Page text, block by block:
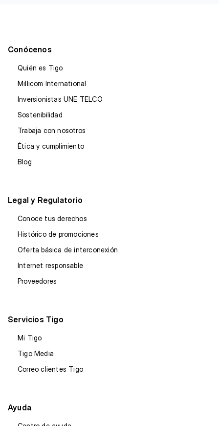
Conócenos
Quién es Tigo
Millicom International
Inversionistas UNE TELCO
Sostenibilidad
Trabaja con nosotros
Ética y cumplimiento
Blog
Legal y Regulatorio
Conoce tus derechos
Histórico de promociones
Oferta básica de interconexión
Internet responsable
Proveedores
Servicios Tigo
Mi Tigo
Tigo Media
Correo clientes Tigo
Ayuda